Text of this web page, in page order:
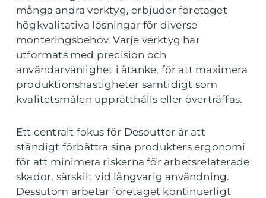
många andra verktyg, erbjuder företaget
högkvalitativa lösningar för diverse
monteringsbehov. Varje verktyg har
utformats med precision och
användarvänlighet i åtanke, för att maximera
produktionshastigheter samtidigt som
kvalitetsmålen upprätthålls eller överträffas.
Ett centralt fokus för Desoutter är att
ständigt förbättra sina produkters ergonomi
för att minimera riskerna för arbetsrelaterade
skador, särskilt vid långvarig användning.
Dessutom arbetar företaget kontinuerligt